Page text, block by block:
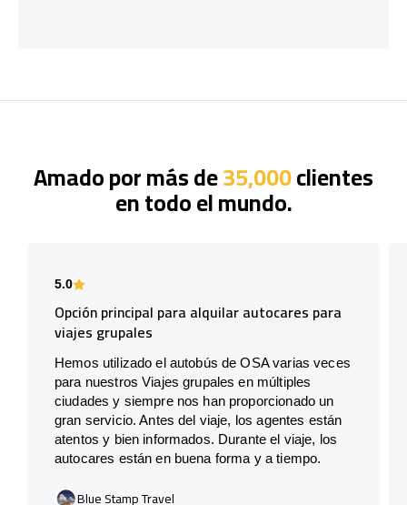
Amado por más de35,000clientes
en todo el mundo.
5.0
Opción principal para alquilar autocares para
viajes grupales
Hemos utilizado el autobús de OSA varias veces
para nuestros Viajes grupales en múltiples
ciudades y siempre nos han proporcionado un
gran servicio. Antes del viaje, los agentes están
atentos y bien informados. Durante el viaje, los
autocares están en buena forma y a tiempo.
Blue Stamp Travel